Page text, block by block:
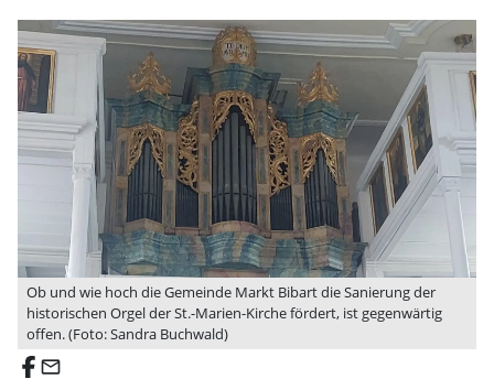
Ob und wie hoch die Gemeinde Markt Bibart die Sanierung der
historischen Orgel der St.-Marien-Kirche fördert, ist gegenwärtig
offen. (Foto: Sandra Buchwald)
email